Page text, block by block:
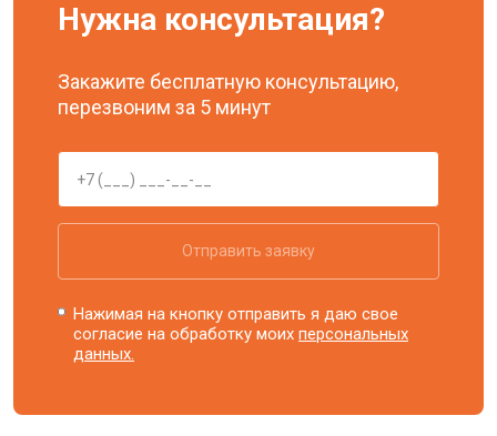
Нужна консультация?
Закажите бесплатную консультацию,
перезвоним за 5 минут
Отправить заявку
Нажимая на кнопку отправить я даю свое
согласие на обработку моихперсональных
данных.